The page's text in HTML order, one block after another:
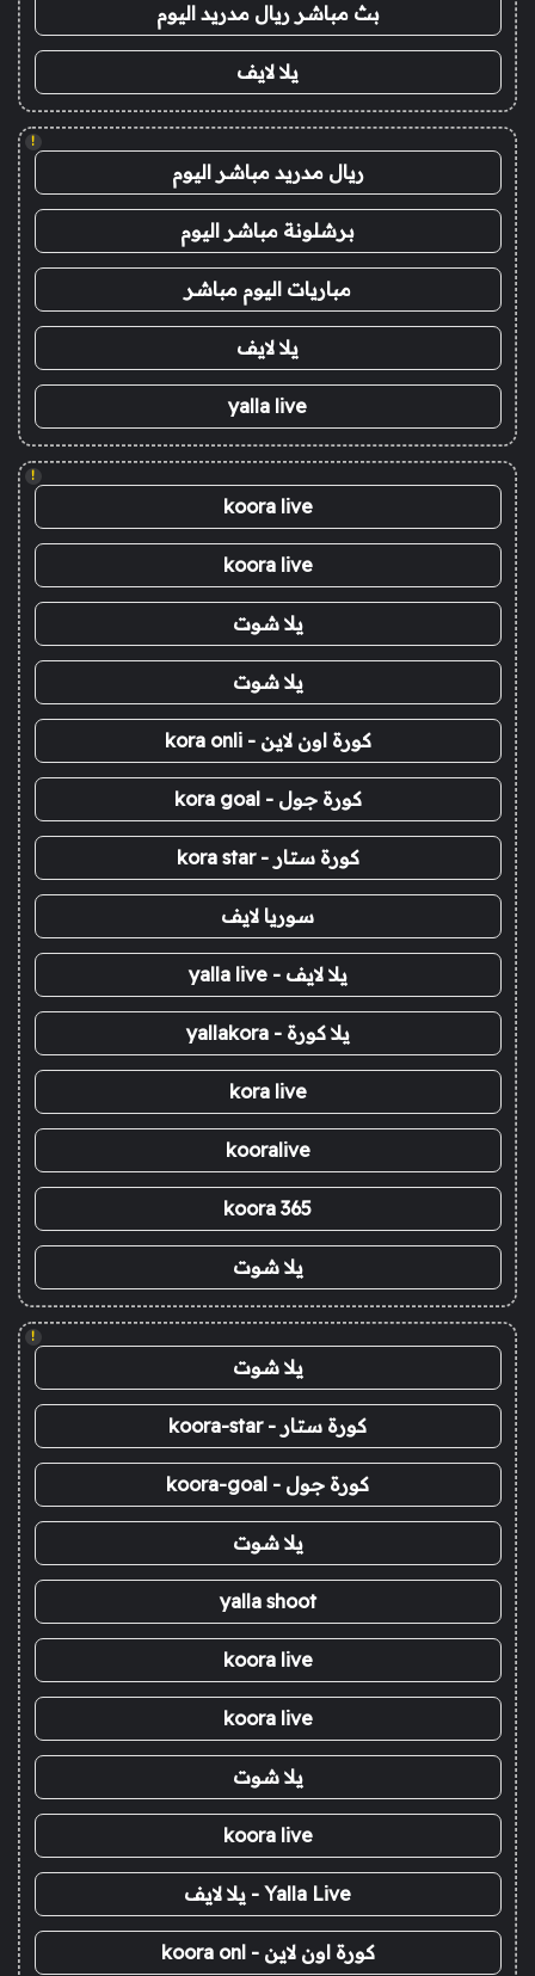
بث مباشر ريال مدريد اليوم
يلا لايف
!
ريال مدريد مباشر اليوم
برشلونة مباشر اليوم
مباريات اليوم مباشر
يلا لايف
yalla live
!
koora live
koora live
يلا شوت
يلا شوت
كورة اون لاين - kora onli
كورة جول - kora goal
كورة ستار - kora star
سوريا لايف
يلا لايف - yalla live
يلا كورة - yallakora
kora live
kooralive
koora 365
يلا شوت
!
يلا شوت
كورة ستار - koora-star
كورة جول - koora-goal
يلا شوت
yalla shoot
koora live
koora live
يلا شوت
koora live
Yalla Live - يلا لايف
كورة اون لاين - koora onl